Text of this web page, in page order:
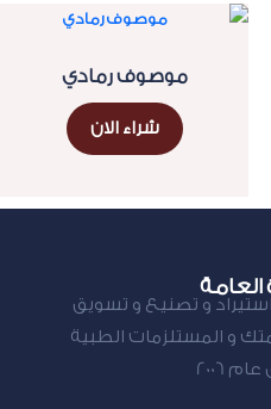
موصوف رمادي
شراء الان
و تصنيع و تسويق
و المستلزمات الطبية
2006